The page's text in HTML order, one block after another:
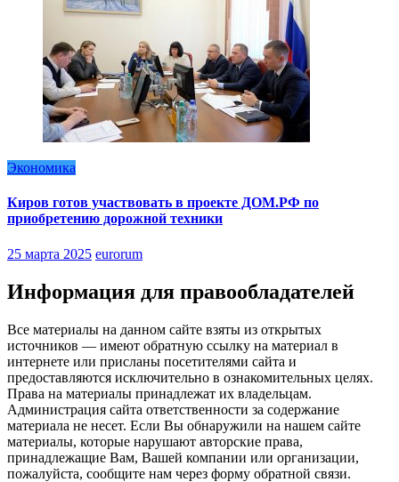
Экономика
Киров готов участвовать в проекте ДОМ.РФ по
приобретению дорожной техники
25 марта 2025 eurorum
Информация для правообладателей
Все материалы на данном сайте взяты из открытых
источников — имеют обратную ссылку на материал в
интернете или присланы посетителями сайта и
предоставляются исключительно в ознакомительных целях.
Права на материалы принадлежат их владельцам.
Администрация сайта ответственности за содержание
материала не несет. Если Вы обнаружили на нашем сайте
материалы, которые нарушают авторские права,
принадлежащие Вам, Вашей компании или организации,
пожалуйста, сообщите нам через форму обратной связи.